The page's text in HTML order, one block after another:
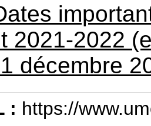
2021-2022
décembre
: https://